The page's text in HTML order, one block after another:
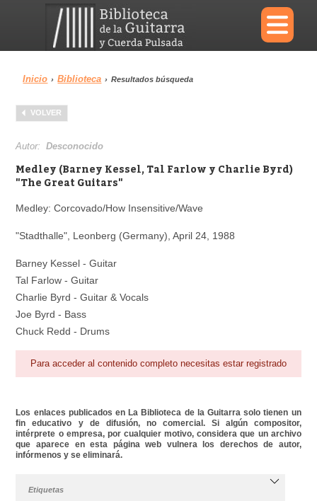
×
Menu
Biblioteca
Área personal
Inicio › Biblioteca › Resultados búsqueda
VOLVER
Autor:Desconocido
Medley (Barney Kessel, Tal Farlow y Charlie Byrd)
"The Great Guitars"
Medley: Corcovado/How Insensitive/Wave
"Stadthalle", Leonberg (Germany), April 24, 1988
Barney Kessel - Guitar
Tal Farlow - Guitar
Charlie Byrd - Guitar & Vocals
Joe Byrd - Bass
Chuck Redd - Drums
Para acceder al contenido completo necesitas estar registrado
Los enlaces publicados en La Biblioteca de la Guitarra solo tienen un
fin educativo y de difusión, no comercial. Si algún compositor,
intérprete o empresa, por cualquier motivo, considera que un archivo
que aparece en esta página web vulnera los derechos de autor,
infórmenos y se eliminará.
Etiquetas